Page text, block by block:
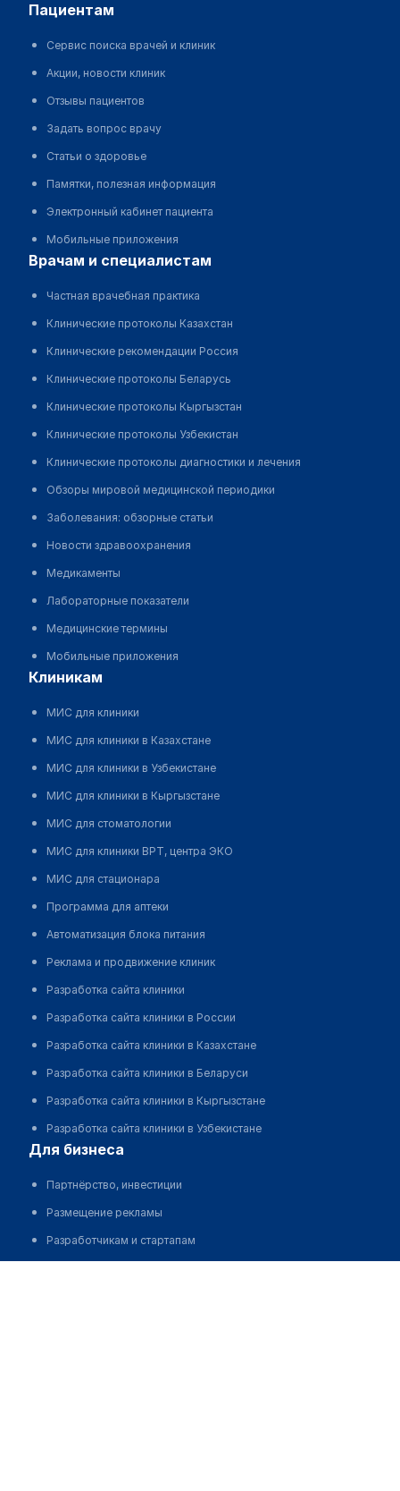
пациентам
Сервис поиска врачей и клиник
Акции, новости клиник
Отзывы пациентов
Задать вопрос врачу
Статьи о здоровье
Памятки, полезная информация
Электронный кабинет пациента
Мобильные приложения
врачам и специалистам
Частная врачебная практика
Клинические протоколы Казахстан
Клинические рекомендации Россия
Клинические протоколы Беларусь
Клинические протоколы Кыргызстан
Клинические протоколы Узбекистан
Клинические протоколы диагностики и лечения
Обзоры мировой медицинской периодики
Заболевания: обзорные статьи
Новости здравоохранения
Медикаменты
Лабораторные показатели
Медицинские термины
Мобильные приложения
клиникам
МИС для клиники
МИС для клиники в Казахстане
МИС для клиники в Узбекистане
МИС для клиники в Кыргызстане
МИС для стоматологии
МИС для клиники ВРТ, центра ЭКО
МИС для стационара
Программа для аптеки
Автоматизация блока питания
Реклама и продвижение клиник
Разработка сайта клиники
Разработка сайта клиники в России
Разработка сайта клиники в Казахстане
Разработка сайта клиники в Беларуси
Разработка сайта клиники в Кыргызстане
Разработка сайта клиники в Узбекистане
для бизнеса
Партнёрство, инвестиции
Размещение рекламы
Разработчикам и стартапам